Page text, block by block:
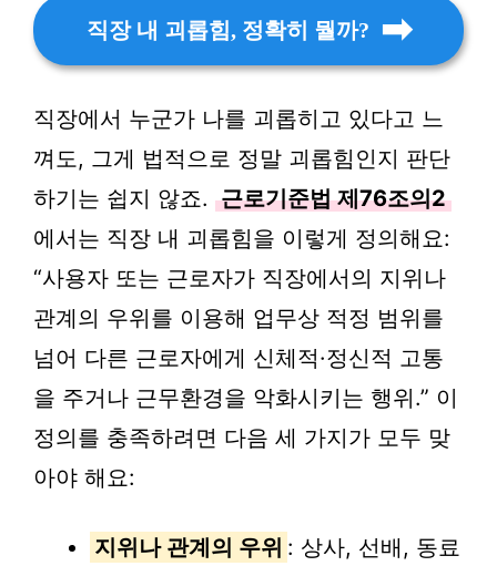
직장 내 괴롭힘, 정확히 뭘까?
직장에서 누군가 나를 괴롭히고 있다고 느
껴도, 그게 법적으로 정말 괴롭힘인지 판단
하기는 쉽지 않죠. 근로기준법 제76조의2
에서는 직장 내 괴롭힘을 이렇게 정의해요:
“사용자 또는 근로자가 직장에서의 지위나
관계의 우위를 이용해 업무상 적정 범위를
넘어 다른 근로자에게 신체적·정신적 고통
을 주거나 근무환경을 악화시키는 행위.” 이
정의를 충족하려면 다음 세 가지가 모두 맞
아야 해요:
지위나 관계의 우위 : 상사, 선배, 동료